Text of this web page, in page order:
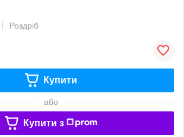
Роздріб
Купити
або
Купити з